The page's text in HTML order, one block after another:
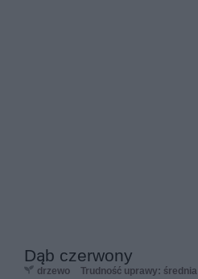
Dąb czerwony
drzewo Trudność uprawy: średnia